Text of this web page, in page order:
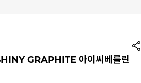
GRAPHITE 아이씨베를린